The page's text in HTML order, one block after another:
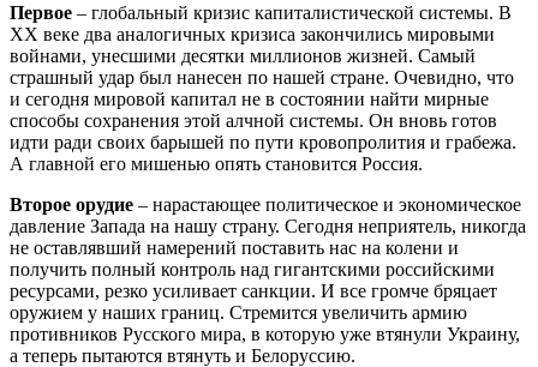
Первое – глобальный кризис капиталистической системы. В
XX веке два аналогичных кризиса закончились мировыми
войнами, унесшими десятки миллионов жизней. Самый
страшный удар был нанесен по нашей стране. Очевидно, что
и сегодня мировой капитал не в состоянии найти мирные
способы сохранения этой алчной системы. Он вновь готов
идти ради своих барышей по пути кровопролития и грабежа.
А главной его мишенью опять становится Россия.
Второе орудие – нарастающее политическое и экономическое
давление Запада на нашу страну. Сегодня неприятель, никогда
не оставлявший намерений поставить нас на колени и
получить полный контроль над гигантскими российскими
ресурсами, резко усиливает санкции. И все громче бряцает
оружием у наших границ. Стремится увеличить армию
противников Русского мира, в которую уже втянули Украину,
а теперь пытаются втянуть и Белоруссию.